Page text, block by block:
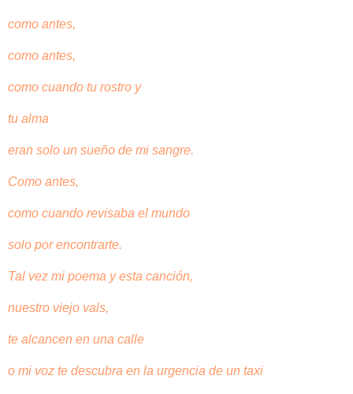
como antes,
como antes,
como cuando tu rostro y
tu alma
eran solo un sueño de mi sangre.
Como antes,
como cuando revisaba el mundo
solo por encontrarte.
Tal vez mi poema y esta canción,
nuestro viejo vals,
te alcancen en una calle
o mi voz te descubra en la urgencia de un taxi